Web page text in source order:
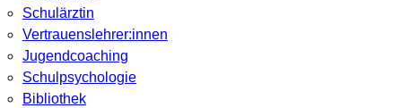
Schulärztin
Vertrauenslehrer:innen
Jugendcoaching
Schulpsychologie
Bibliothek